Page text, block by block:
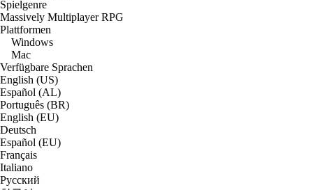
Spielgenre
Massively Multiplayer RPG
Plattformen
Windows
Mac
Verfügbare Sprachen
English (US)
Español (AL)
Português (BR)
English (EU)
Deutsch
Español (EU)
Français
Italiano
Русский